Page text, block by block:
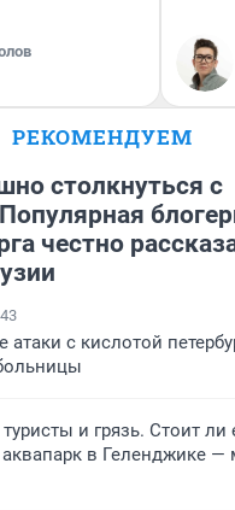
РЕКОМЕНДУЕМ
столкнуться с
честно
43
с кислотой
и грязь. Стоит ли
в Геленджике —